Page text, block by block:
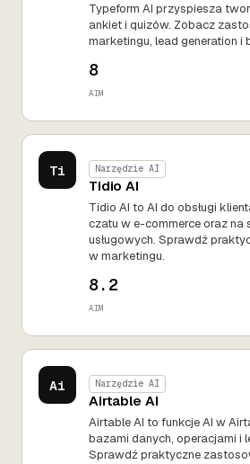
Typeform AI przyspiesza
ankiet i quizów. Zobacz
marketingu, lead generation i
8
AIM
Ti Narzędzie AI
Tidio AI
Tidio AI to AI do obsługi
czatu w e-commerce oraz na
usługowych. Sprawdź
w marketingu.
8.2
AIM
Ai Narzędzie AI
Airtable AI
Airtable AI to funkcje AI w
bazami danych, operacjami i
Sprawdź praktyczne